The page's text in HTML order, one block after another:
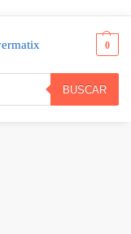
BUSCAR
0
Klip Xtreme BoomBar Air, Barra de Sonido 2.1, Subwoofer inalámbrico, Bluetooth, HDMI ARC, Óptico digital, USB, Aux 3.5 mm, 200W (RMS) · KSB-301